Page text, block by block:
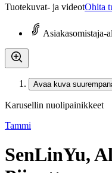
Tuotekuvat- ja videotOhita
Asiakasomistaja-
Avaa kuva
Karusellin nuolipainikkeet
Tammi
SenLinYu,